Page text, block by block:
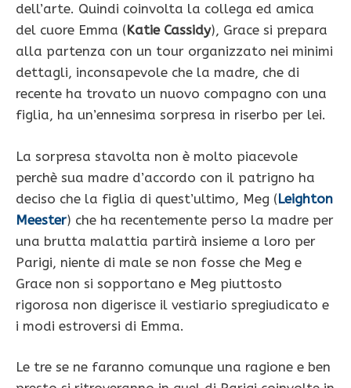
dell’arte. Quindi coinvolta la collega ed amica
del cuore Emma (Katie Cassidy), Grace si prepara
alla partenza con un tour organizzato nei minimi
dettagli, inconsapevole che la madre, che di
recente ha trovato un nuovo compagno con una
figlia, ha un’ennesima sorpresa in riserbo per lei.
La sorpresa stavolta non è molto piacevole
perchè sua madre d’accordo con il patrigno ha
deciso che la figlia di quest’ultimo, Meg (Leighton
Meester) che ha recentemente perso la madre per
una brutta malattia partirà insieme a loro per
Parigi, niente di male se non fosse che Meg e
Grace non si sopportano e Meg piuttosto
rigorosa non digerisce il vestiario spregiudicato e
i modi estroversi di Emma.
Le tre se ne faranno comunque una ragione e ben